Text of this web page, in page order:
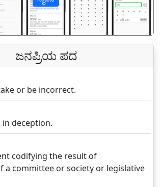
ಜನಪ್ರಿಯ ಪದ
or be incorrect.
deception.
codifying the result of
a committee or society or legislative